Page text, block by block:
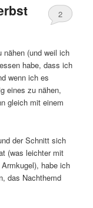
2
nähen (und weil ich
habe, dass ich
wenn ich es
eines zu nähen,
gleich mit einem
der Schnitt sich
(was leichter mit
habe ich
das Nachthemd